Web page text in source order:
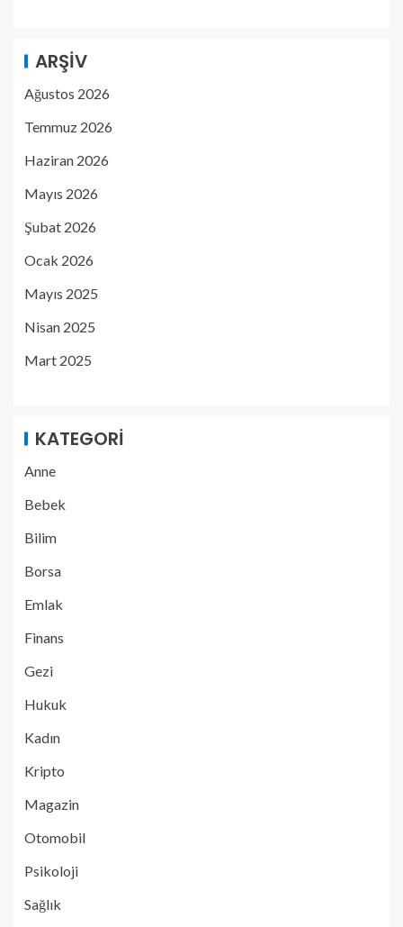
ARŞIV
Ağustos 2026
Temmuz 2026
Haziran 2026
Mayıs 2026
Şubat 2026
Ocak 2026
Mayıs 2025
Nisan 2025
Mart 2025
KATEGORI
Anne
Bebek
Bilim
Borsa
Emlak
Finans
Gezi
Hukuk
Kadın
Kripto
Magazin
Otomobil
Psikoloji
Sağlık